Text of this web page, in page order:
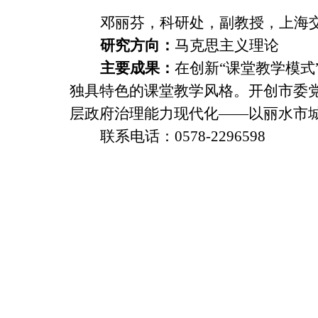
邓丽芬，科研处，副教授，上海
研究方向： 马克思主义理论
主要成果： 在创新“课堂教学模
独具特色的课堂教学风格。开创市委
层政府治理能力现代化——以丽水市
联系电话：0578-2296598